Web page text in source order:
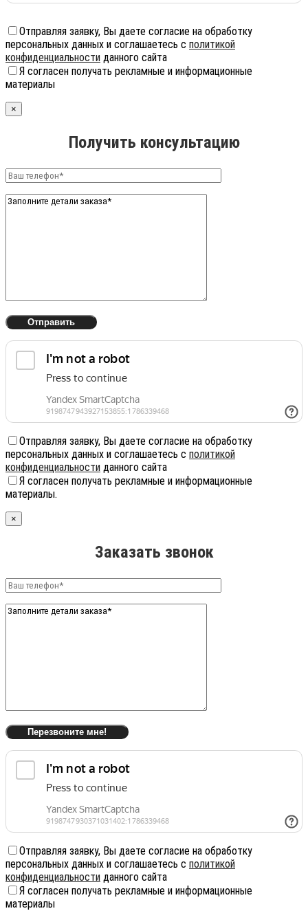
Отправляя заявку, Вы даете согласие на обработку
персональных данных и соглашаетесь с политикой
конфиденциальности данного сайта
Я согласен получать рекламные и информационные
материалы
×
Получить консультацию
Отправляя заявку, Вы даете согласие на обработку
персональных данных и соглашаетесь с политикой
конфиденциальности данного сайта
Я согласен получать рекламные и информационные
материалы.
×
Заказать звонок
Отправляя заявку, Вы даете согласие на обработку
персональных данных и соглашаетесь с политикой
конфиденциальности данного сайта
Я согласен получать рекламные и информационные
материалы